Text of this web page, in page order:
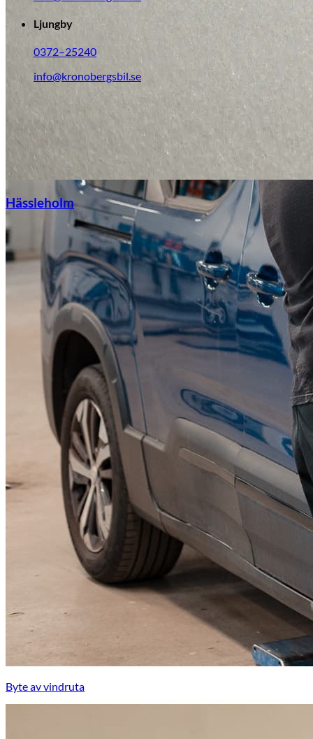
KGM Pickups
Fordonstyp
PickupTransportbilPersonbil
Visa alla fordon
Byte av vindruta
Hässleholm
Ljungby
0372–25240
info@kronobergsbil.se